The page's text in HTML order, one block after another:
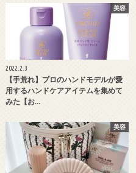
美容
2022.2.3
【手荒れ】プロのハンドモデルが愛
用するハンドケアアイテムを集めて
みた【お…
美容